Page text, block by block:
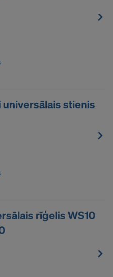
universālais stienis
rīģelis WS10